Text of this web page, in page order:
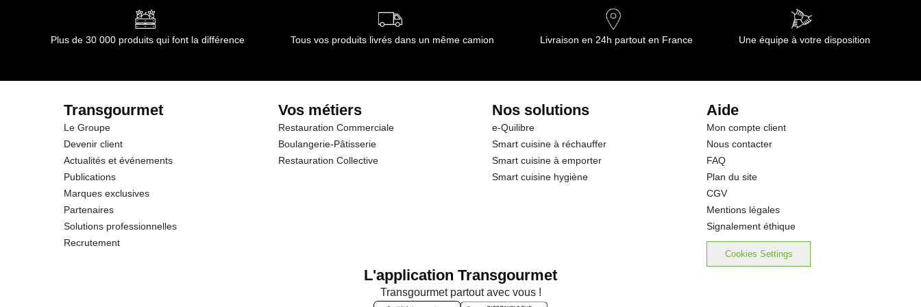
Plus de 30 000 produits qui font la différence Tous vos produits livrés dans un même camion Livraison en 24h partout en France Une équipe à votre disposition
Transgourmet
Le Groupe
Devenir client
Actualités et événements
Publications
Marques exclusives
Partenaires
Solutions professionnelles
Recrutement
Vos métiers
Restauration Commerciale
Boulangerie-Pâtisserie
Restauration Collective
Nos solutions
e-Quilibre
Smart cuisine à réchauffer
Smart cuisine à emporter
Smart cuisine hygiène
Aide
Mon compte client
Nous contacter
FAQ
Plan du site
CGV
Mentions légales
Signalement éthique
Cookies Settings
L'application Transgourmet
Transgourmet partout avec vous !